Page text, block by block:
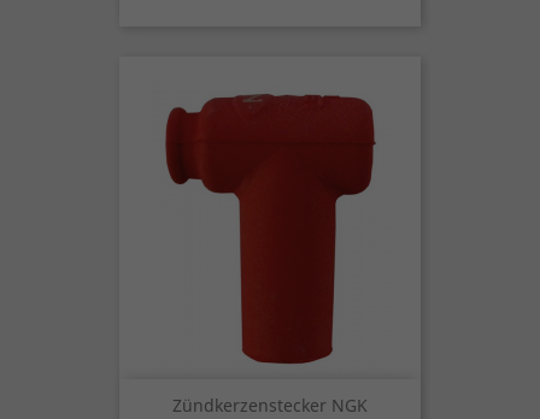
Zündkerzenstecker NGK